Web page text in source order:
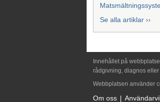
Se alla artiklar ››
Innehållet på
rådgivning, diagnos
Webbplatsen använder
Om oss